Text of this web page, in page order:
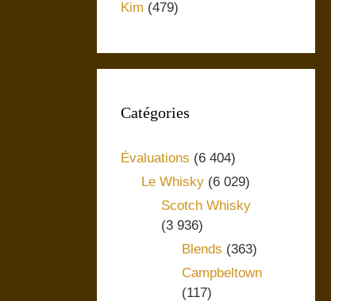
Kim (479)
Catégories
Évaluations (6 404)
Le Whisky(6 029)
Scotch Whisky
(3 936)
Blends (363)
Campbeltown
(117)